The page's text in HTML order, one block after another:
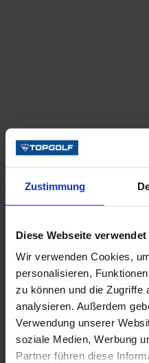
Zustimmung
Diese Webseite
Wir verwenden Cookies,
personalisieren,
zu können und die Zugriffe
analysieren. Außerdem
Verwendung unserer
soziale Medien, Werbung
Partner führen diese